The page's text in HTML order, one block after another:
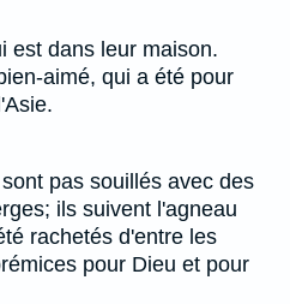
est dans leur maison.
aimé, qui a été pour
pas souillés avec des
ils suivent l'agneau
rachetés d'entre les
pour Dieu et pour